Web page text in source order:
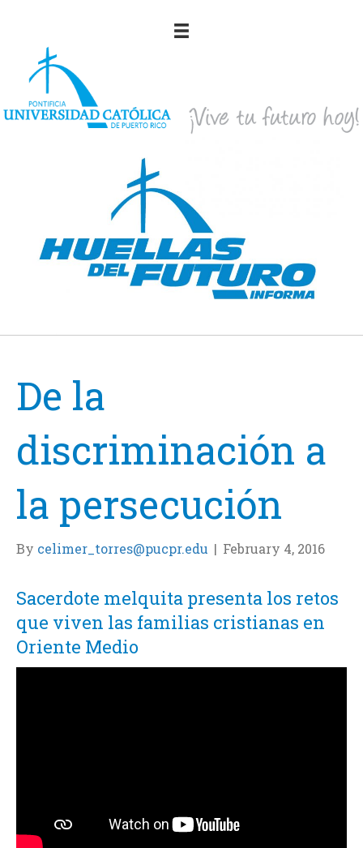
De la
discriminación a
la persecución
By celimer_torres@pucpr.edu | February 4, 2016
Sacerdote melquita presenta los retos
que viven las familias cristianas en
Oriente Medio